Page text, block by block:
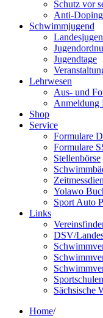
Schutz vor
Anti-Doping
Schwimmjugend
Jugendtage
Lehrwesen
Aus- und
Anmeldung
Shop
Service
Formulare
Formulare
Stellenbörse
Yolawo
Sport Auto
Links
DSV/
Sportschulen
Sächsische
Home/